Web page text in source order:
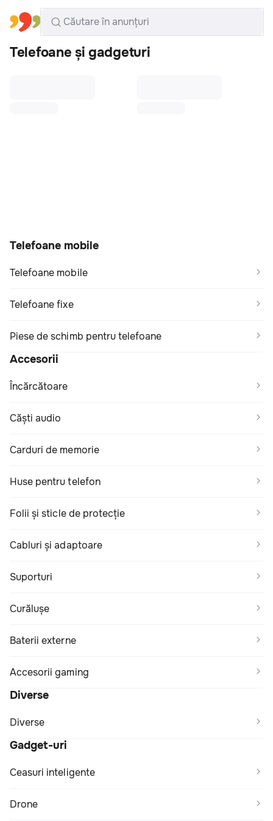
Toate regiunile Română
Telefoane și gadgeturi
Telefoane mobile
Telefoane mobile
Telefoane fixe
Piese de schimb pentru telefoane
Accesorii
Încărcătoare
Căști audio
Carduri de memorie
Huse pentru telefon
Folii și sticle de protecție
Cabluri și adaptoare
Suporturi
Сurălușe
Baterii externe
Accesorii gaming
Diverse
Diverse
Gadget-uri
Ceasuri inteligente
Drone